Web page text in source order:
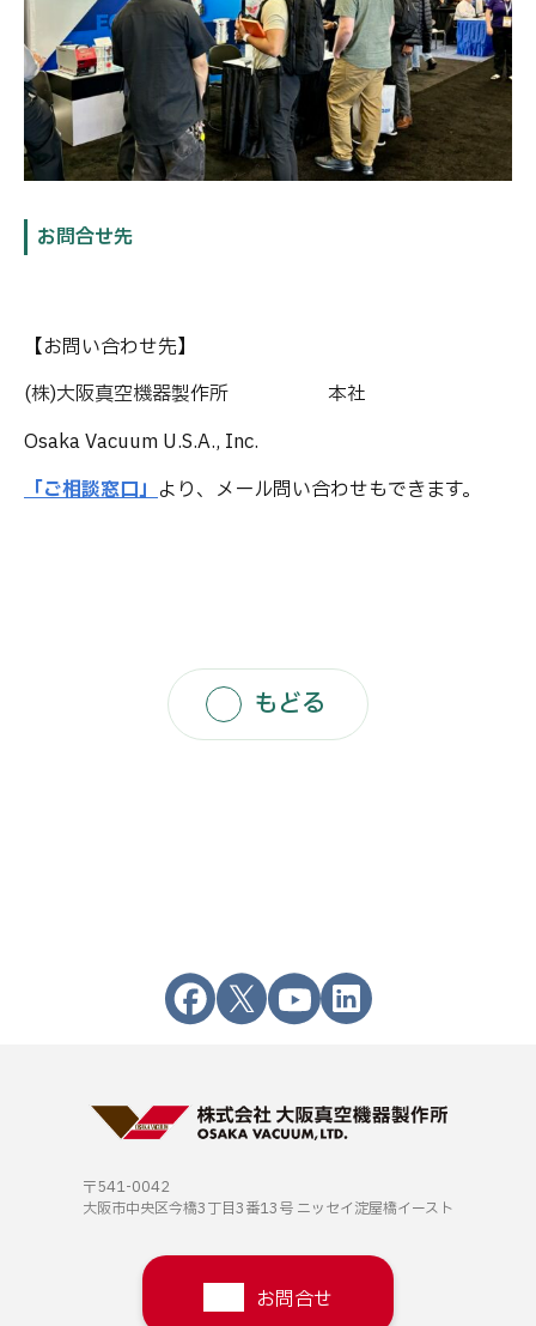
お問合せ先
【お問い合わせ先】
(株)大阪真空機器製作所
本社
Osaka Vacuum U.S.A., Inc.
「ご相談窓口」 より、メール問い合わせもできます。
もどる
〒541-0042
大阪市中央区今橋3丁目3番13号 ニッセイ淀屋橋イースト
お問合せ